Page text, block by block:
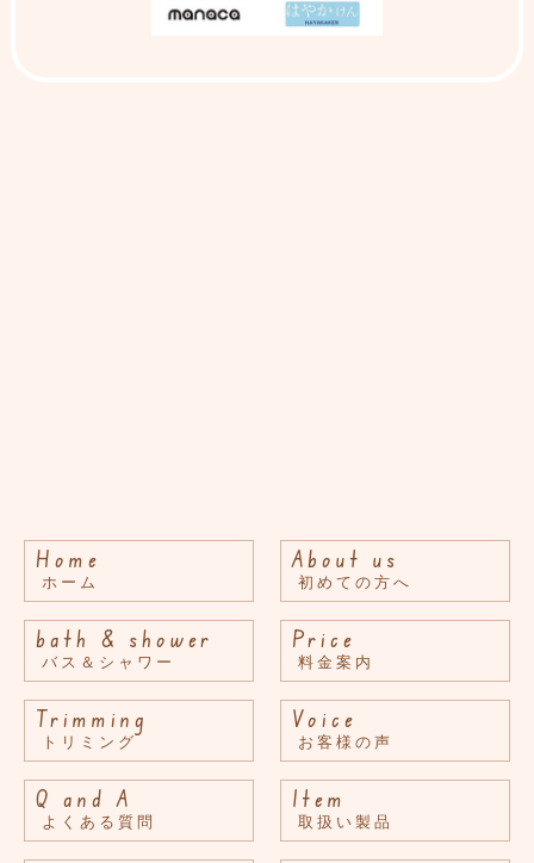
Home
ホーム
About us
初めての方へ
bath & shower
バス＆シャワー
Price
料金案内
Trimming
トリミング
Voice
お客様の声
Q and A
よくある質問
Item
取扱い製品